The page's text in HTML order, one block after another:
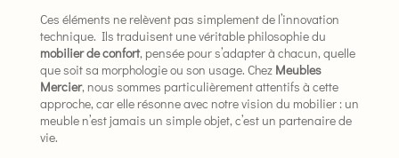
Ces éléments ne relèvent pas simplement de l’innovation
technique. Ils traduisent une véritable philosophie du
mobilier de confort, pensée pour s’adapter à chacun, quelle
que soit sa morphologie ou son usage. Chez Meubles
Mercier, nous sommes particulièrement attentifs à cette
approche, car elle résonne avec notre vision du mobilier : un
meuble n’est jamais un simple objet, c’est un partenaire de
vie.